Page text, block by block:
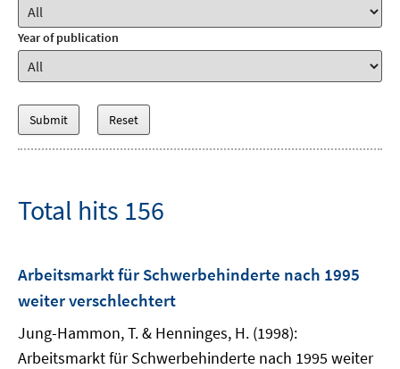
Year of publication
Total hits 156
Arbeitsmarkt für Schwerbehinderte nach 1995
weiter verschlechtert
Jung-Hammon, T. & Henninges, H. (1998):
Arbeitsmarkt für Schwerbehinderte nach 1995 weiter